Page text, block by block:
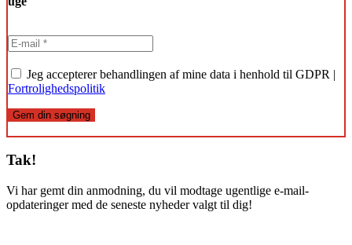
Jeg accepterer behandlingen af mine data i henhold til GDPR |
Fortrolighedspolitik
Gem din søgning
Tak!
Vi har gemt din anmodning, du vil modtage ugentlige e-mail-
opdateringer med de seneste nyheder valgt til dig!